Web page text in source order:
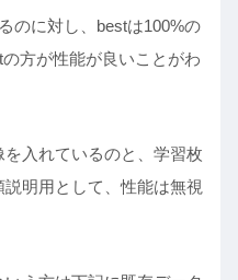
のに対し、bestは100%の
方が性能が良いことがわ
入れているのと、学習枚
明用として、性能は無視